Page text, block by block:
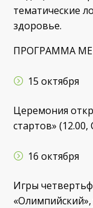
тематические
здоровье.
ПРОГРАММА
15 октября
Церемония
стартов»
16 октября
Игры
«Олимпийский»,